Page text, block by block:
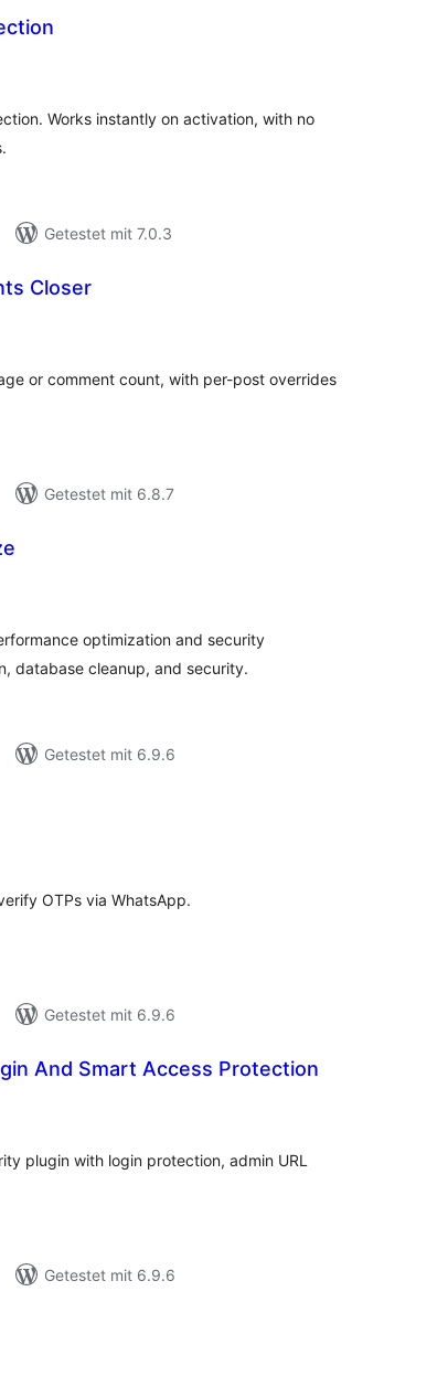
Works instantly on activation, with no
Getestet mit 7.0.3
Closer
or comment count, with per-post overrides
Getestet mit 6.8.7
optimization and security
database cleanup, and security.
Getestet mit 6.9.6
OTPs via WhatsApp.
Getestet mit 6.9.6
And Smart Access Protection
plugin with login protection, admin URL
Getestet mit 6.9.6